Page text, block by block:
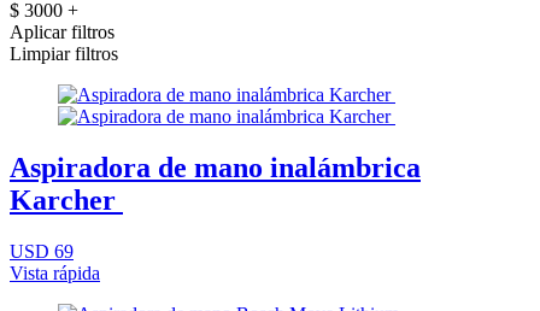
$ 3000 +
Aplicar filtros
Limpiar filtros
Aspiradora de mano inalámbrica
Karcher
USD 69
Vista rápida